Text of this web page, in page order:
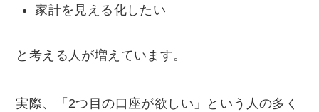
家計を見える化したい
と考える人が増えています。
実際、「2つ目の口座が欲しい」という人の多く